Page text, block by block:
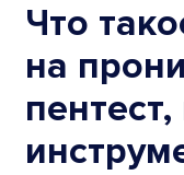
Что
на